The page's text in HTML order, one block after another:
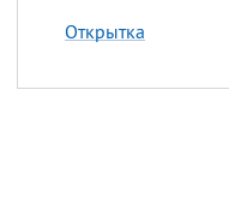
Открытка